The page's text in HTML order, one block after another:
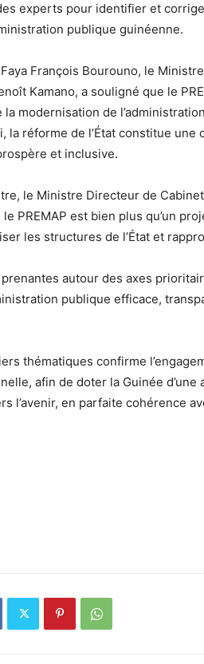
experts pour identifier et
publique guinéenne.
François Bourouno, le
Kamano, a souligné que le
la modernisation de
la réforme de l’État constitue
et inclusive.
le Ministre Directeur de
PREMAP est bien plus qu’un
les structures de l’État et
autour des axes
publique efficace,
thématiques confirme
afin de doter la Guinée
l’avenir, en parfaite cohérence